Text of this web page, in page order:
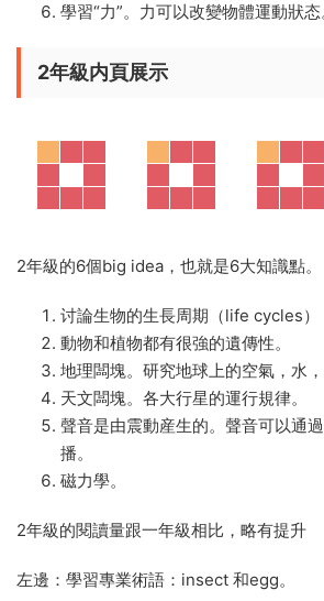
學習“力”。力可以改變物體運動狀态
2年級内頁展示
2年級的6個big idea，也就是6大知識點。
讨論生物的生長周期（life cycles）
動物和植物都有很強的遺傳性。
地理闆塊。研究地球上的空氣，水，
天文闆塊。各大行星的運行規律。
聲音是由震動産生的。聲音可以通
播。
磁力學。
2年級的閱讀量跟一年級相比，略有提升
左邊：學習專業術語：insect 和egg。